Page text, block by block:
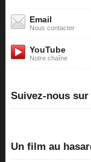
Email
Nous contacter
YouTube
Notre chaîne
Suivez-nous sur
Un film au